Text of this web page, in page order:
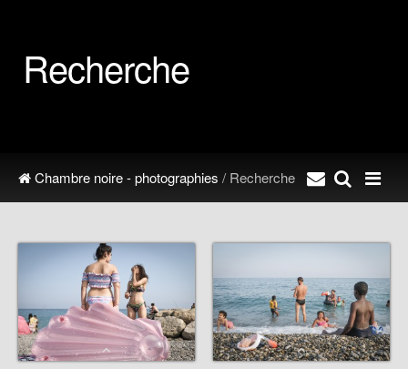
Recherche
Chambre noire - photographies / Recherche